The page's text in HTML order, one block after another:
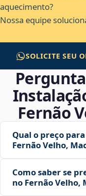
aquecimento?
Nossa equipe
SOLICITE SEU
Fernão
Qual o preço
Fernão Velho,
Como saber se
no Fernão Velho,